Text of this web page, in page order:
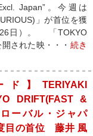
Japan”。今週は
」が首位を獲
26日）。 「TOKYO
された映・・・ 続き
】TERIYAKI
DRIFT(FAST &
ローバル・ジャパ
目の首位 藤井 風